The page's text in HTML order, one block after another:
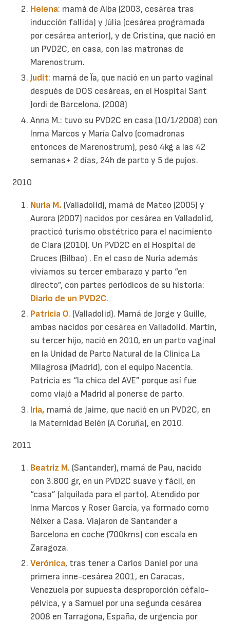
Helena: mamá de Alba (2003, cesárea tras
inducción fallida) y Júlia (cesárea programada
por cesárea anterior), y de Cristina, que nació en
un PVD2C, en casa, con las matronas de
Marenostrum.
Judit: mamá de Ïa, que nació en un parto vaginal
después de DOS cesáreas, en el Hospital Sant
Jordi de Barcelona. (2008)
Anna M.: tuvo su PVD2C en casa (10/1/2008) con
Inma Marcos y María Calvo (comadronas
entonces de Marenostrum), pesó 4kg a las 42
semanas+ 2 días, 24h de parto y 5 de pujos.
2010
Nuria M. (Valladolid), mamá de Mateo (2005) y
Aurora (2007) nacidos por cesárea en Valladolid,
practicó turismo obstétrico para el nacimiento
de Clara (2010). Un PVD2C en el Hospital de
Cruces (Bilbao) . En el caso de Nuria además
vivíamos su tercer embarazo y parto “en
directo”, con partes periódicos de su historia:
Diario de un PVD2C.
Patricia O. (Valladolid). Mamá de Jorge y Guille,
ambas nacidos por cesárea en Valladolid. Martín,
su tercer hijo, nació en 2010, en un parto vaginal
en la Unidad de Parto Natural de la Clínica La
Milagrosa (Madrid), con el equipo Nacentia.
Patricia es “la chica del AVE” porque así fue
como viajó a Madrid al ponerse de parto.
Iria, mamá de Jaime, que nació en un PVD2C, en
la Maternidad Belén (A Coruña), en 2010.
2011
Beatríz M. (Santander), mamá de Pau, nacido
con 3.800 gr, en un PVD2C suave y fácil, en
“casa” (alquilada para el parto). Atendido por
Inma Marcos y Roser García, ya formado como
Nèixer a Casa. Viajaron de Santander a
Barcelona en coche (700kms) con escala en
Zaragoza.
Verónica, tras tener a Carlos Daniel por una
primera inne-cesárea 2001, en Caracas,
Venezuela por supuesta desproporción céfalo-
pélvica, y a Samuel por una segunda cesárea
2008 en Tarragona, España, de urgencia por